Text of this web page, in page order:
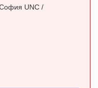
UNC /